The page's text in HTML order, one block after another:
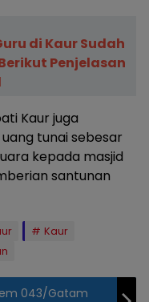
di Kaur Sudah
Penjelasan
Kaur juga
tunai sebesar
kepada masjid
santunan
Kaur
043/Gatam